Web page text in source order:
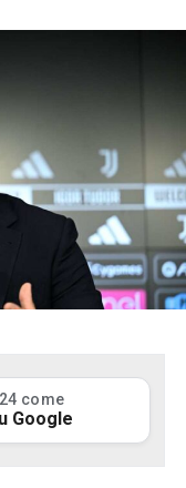
come
Google